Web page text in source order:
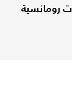
رومانسية